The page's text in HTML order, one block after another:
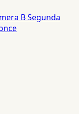
BSegunda